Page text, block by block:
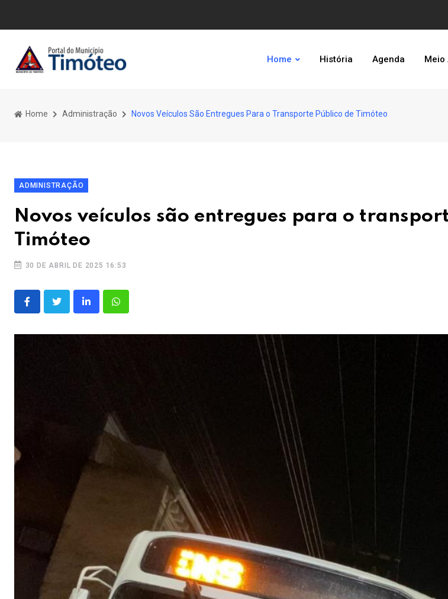
Home História Agenda Meio
Home Administração Novos Veículos São Entregues Para o Transporte Público de Timóteo
ADMINISTRAÇÃO
Novos veículos são entregues para o
Timóteo
30 DE ABRIL DE 2025 16:53